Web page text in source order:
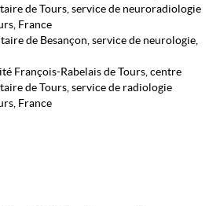
de Tours, service de neuroradiologie
France
de Besançon, service de neurologie,
François-Rabelais de Tours, centre
de Tours, service de radiologie
France